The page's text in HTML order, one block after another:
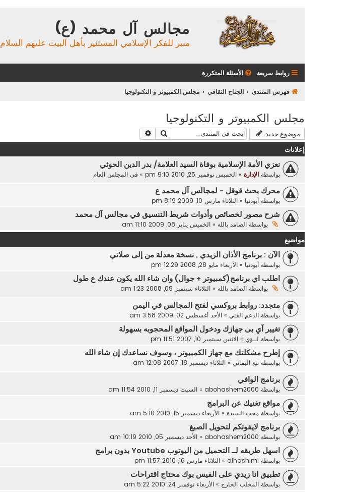
مجالس آل محمد (ع)
منبر للفكر الإسلامي المستنير بأهل البيت عليهم السلام
روابط سريعة الأسئلة المتكررة
فهرس المنتدى الجناح الثقافي مجلس الكمبيوتر و التكنولوجيا
مجلس الكمبيوتر و التكنولوجيا
موضوع جديد بحث
إعلانات
نعزي الأمة الإسلامية بوفاة السيد العلامة/ بدر الدين الحوثي
بواسطة الإدارة » الخميس نوفمبر 25, 2010 9:10 pm » في المجلس العام
محرك بحث قوقل - لمجالس آل محمد ع
بواسطة أبودنيا » الثلاثاء مارس 10, 2009 8:19 pm
شرح مصور لخصائص وأدوات شريط التنسيق في مجالس آل محمد
بواسطة الصامد بالله » الخميس يناير 08, 2009 11:10 am
مواضيع
الآن : برنامج الأذان الزيدي , نسخة معدلة من إلى صلاتي
بواسطة أبودنيا » الأربعاء مايو 28, 2008 12:29 pm
اطلب اي برنامج(كمبيوتر + جوال) وان شاء الله يكون عندك ع طول
بواسطة الصامد بالله » الثلاثاء سبتمبر 09, 2008 1:23 am
متجدد: روابط بروكسي لفتح المجالس في اليمن
بواسطة الدعم الفني » الأحد أغسطس 02, 2009 3:58 am
تغيير آي بى جهازك ودخول المواقع المحجوبه بسهولة
بواسطة لــؤي » الاثنين سبتمبر 10, 2007 11:51 pm
إطرح مشكلتك مع جهاز الكمبيوتر ، وسوف نساعدك إن شاء الله
بواسطة تبع اليماني » الثلاثاء ديسمبر 18, 2007 12:08 am
برنامج الوافي
بواسطة abohashem2000
» السبت ديسمبر 11, 2010 11:54 am
مواقع تغنيك عن البرامج
بواسطة محب السيدة » الأربعاء ديسمبر 15, 2010 5:10 am
برنامج لايفوتكم لتحويل الصيغ
بواسطة abohashem2000
» الأحد ديسمبر 05, 2010 10:19 am
اسهل طريقه لــ التحميل من اليوتوب Youtube بدون برامج
بواسطة alhashimi
» الثلاثاء مارس 16, 2010 11:57 pm
تطبيق انا زيدي على الفيس بوك محتاج اقتراحات
بواسطة المخلب الجارح » الأربعاء نوفمبر 24, 2010 5:22 am